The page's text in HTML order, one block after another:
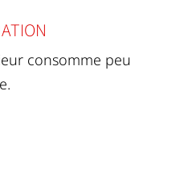
consomme peu